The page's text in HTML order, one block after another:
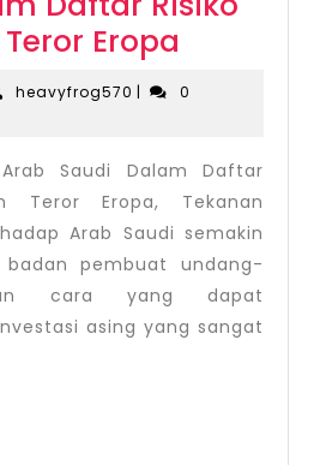
Eropa
Arab
Saudi
Daftar
Risiko
Teror
Eropa
heavyfrog570 heavyfrog570
|
0
Arab Saudi Dalam Daftar
Teror Eropa, Tekanan
Arab Saudi semakin
badan pembuat undang-
cara yang dapat
asing yang sangat